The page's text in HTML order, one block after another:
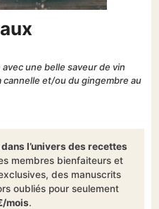
une belle saveur de vin
et/ou du gingembre au
membres bienfaiteurs et
des manuscrits
oubliés pour seulement
mois.